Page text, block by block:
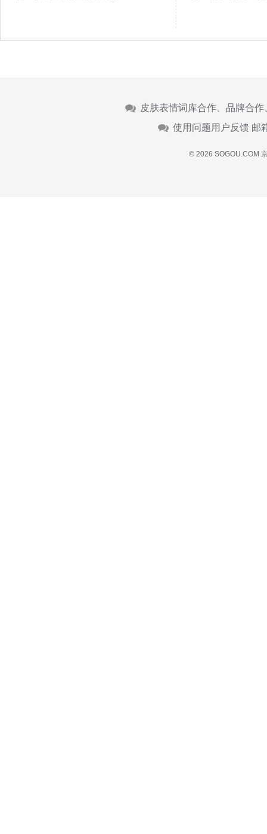
皮肤表情词库合作、品牌合
使用问题用户反馈 邮
© 2026 SOGOU.COM